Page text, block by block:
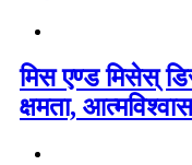
मिस एण्ड मिसेस्
क्षमता,